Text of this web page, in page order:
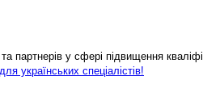
у сфері підвищення
українських спеціалістів!